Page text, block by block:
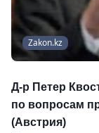
Zakon.kz
Д-р Петер
по вопросам
(Австрия)